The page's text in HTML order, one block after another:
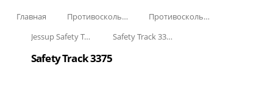
Главная Противоскользящая защита для лестниц, профили, ленты
Противоскользящие ленты
Jessup Safety Track
Safety Track 3300
Safety Track 3375